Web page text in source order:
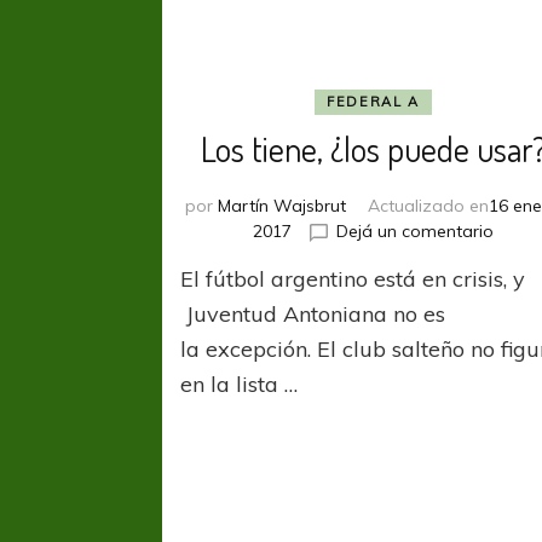
FEDERAL A
Los tiene, ¿los puede
por Martín Wajsbrut Actualizado en16
2017
Dejá un comentario
tiene,
usar?
El fútbol argentino está en crisis, y
Juventud Antoniana no es
la excepción. El club salteño no
en la lista …